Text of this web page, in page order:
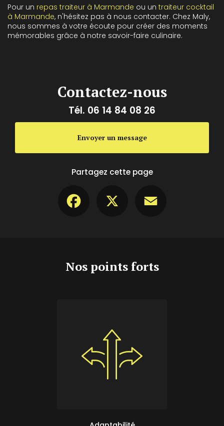
Pour un repas traiteur à Marmande ou un traiteur cocktail
à Marmande, n'hésitez pas à nous contacter. Chez Maly,
nous sommes à votre écoute pour créer des moments
mémorables grâce à notre savoir-faire culinaire.
Contactez-nous
Tél. 06 14 84 08 26
Envoyer un message
Partagez cette page
Nos points forts